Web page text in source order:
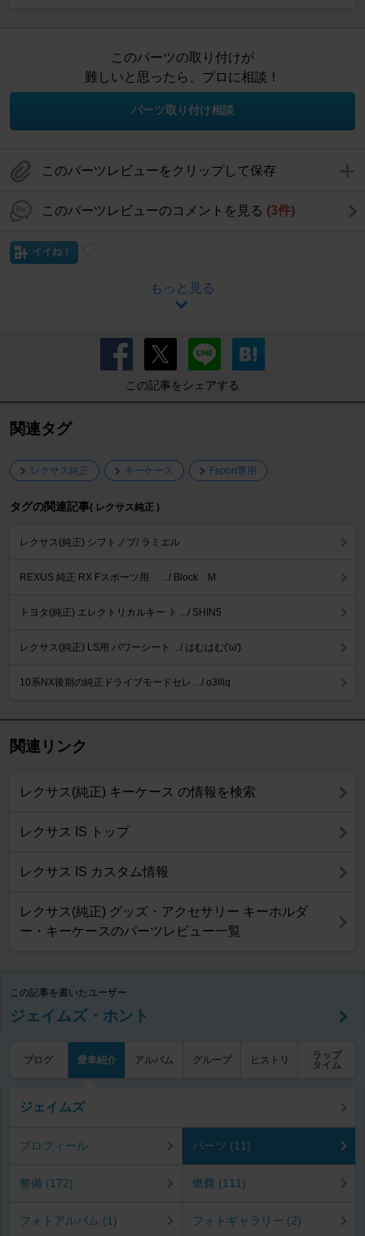
このパーツの取り付けが
難しいと思ったら、プロに相談！
パーツ取り付け相談
このパーツレビューをクリップして保存
このパーツレビューのコメントを見る (3件)
イイね！
もっと見る
この記事をシェアする
関連タグ
レクサス純正 キーケース Fsport専用
タグの関連記事( レクサス純正 )
レクサス(純正) シフトノブ/ ラミエル
REXUS 純正 RX Fスポーツ用 .../ Block M
トヨタ(純正) エレクトリカルキー ト .../ SHIN5
レクサス(純正) LS用 パワーシート .../ はむはむ('ω')
10系NX後期の純正ドライブモードセレ .../ o3lllq
関連リンク
レクサス(純正) キーケース の情報を検索
レクサス IS トップ
レクサス IS カスタム情報
レクサス(純正) グッズ・アクセサリー キーホルダ
ー・キーケースのパーツレビュー一覧
この記事を書いたユーザー
ジェイムズ・ホント
ブログ 愛車紹介 アルバム グループ ヒストリ
ラップ
タイム
ジェイムズ
プロフィール パーツ (11)
整備 (172) 燃費 (111)
フォトアルバム (1) フォトギャラリー (2)